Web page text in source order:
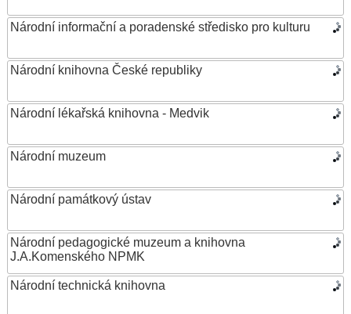
Národní informační a poradenské středisko pro kulturu
Národní knihovna České republiky
Národní lékařská knihovna - Medvik
Národní muzeum
Národní památkový ústav
Národní pedagogické muzeum a knihovna
J.A.Komenského NPMK
Národní technická knihovna